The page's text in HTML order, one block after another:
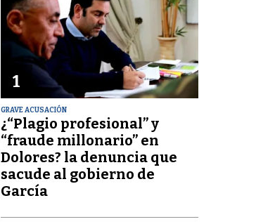
1
GRAVE ACUSACIÓN
¿“Plagio profesional” y
“fraude millonario” en
Dolores? la denuncia que
sacude al gobierno de
García